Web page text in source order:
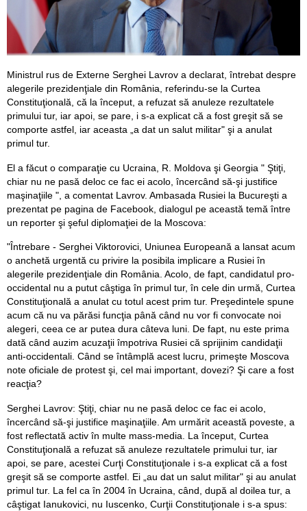
Ministrul rus de Externe Serghei Lavrov a declarat, întrebat despre
alegerile prezidenţiale din România, referindu-se la Curtea
Constituţională, că la început, a refuzat să anuleze rezultatele
primului tur, iar apoi, se pare, i s-a explicat că a fost greşit să se
comporte astfel, iar aceasta „a dat un salut militar" şi a anulat
primul tur.
El a făcut o comparaţie cu Ucraina, R. Moldova şi Georgia " Ştiţi,
chiar nu ne pasă deloc ce fac ei acolo, încercând să-şi justifice
maşinaţiile ", a comentat Lavrov. Ambasada Rusiei la Bucureşti a
prezentat pe pagina de Facebook, dialogul pe această temă între
un reporter şi şeful diplomaţiei de la Moscova:
"Întrebare - Serghei Viktorovici, Uniunea Europeană a lansat acum
o anchetă urgentă cu privire la posibila implicare a Rusiei în
alegerile prezidenţiale din România. Acolo, de fapt, candidatul pro-
occidental nu a putut câştiga în primul tur, în cele din urmă, Curtea
Constituţională a anulat cu totul acest prim tur. Preşedintele spune
acum că nu va părăsi funcţia până când nu vor fi convocate noi
alegeri, ceea ce ar putea dura câteva luni. De fapt, nu este prima
dată când auzim acuzaţii împotriva Rusiei că sprijinim candidaţii
anti-occidentali. Când se întâmplă acest lucru, primeşte Moscova
note oficiale de protest şi, cel mai important, dovezi? Şi care a fost
reacţia?
Serghei Lavrov: Ştiţi, chiar nu ne pasă deloc ce fac ei acolo,
încercând să-şi justifice maşinaţiile. Am urmărit această poveste, a
fost reflectată activ în multe mass-media. La început, Curtea
Constituţională a refuzat să anuleze rezultatele primului tur, iar
apoi, se pare, acestei Curţi Constituţionale i s-a explicat că a fost
greşit să se comporte astfel. Ei „au dat un salut militar" şi au anulat
primul tur. La fel ca în 2004 în Ucraina, când, după al doilea tur, a
câştigat Ianukovici, nu Iuscenko, Curţii Constituţionale i s-a spus: